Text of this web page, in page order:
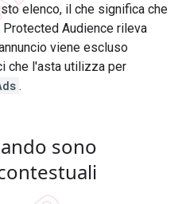
elenco, il che significa che
Audience rileva
viene escluso
che l'asta utilizza per
.
sono